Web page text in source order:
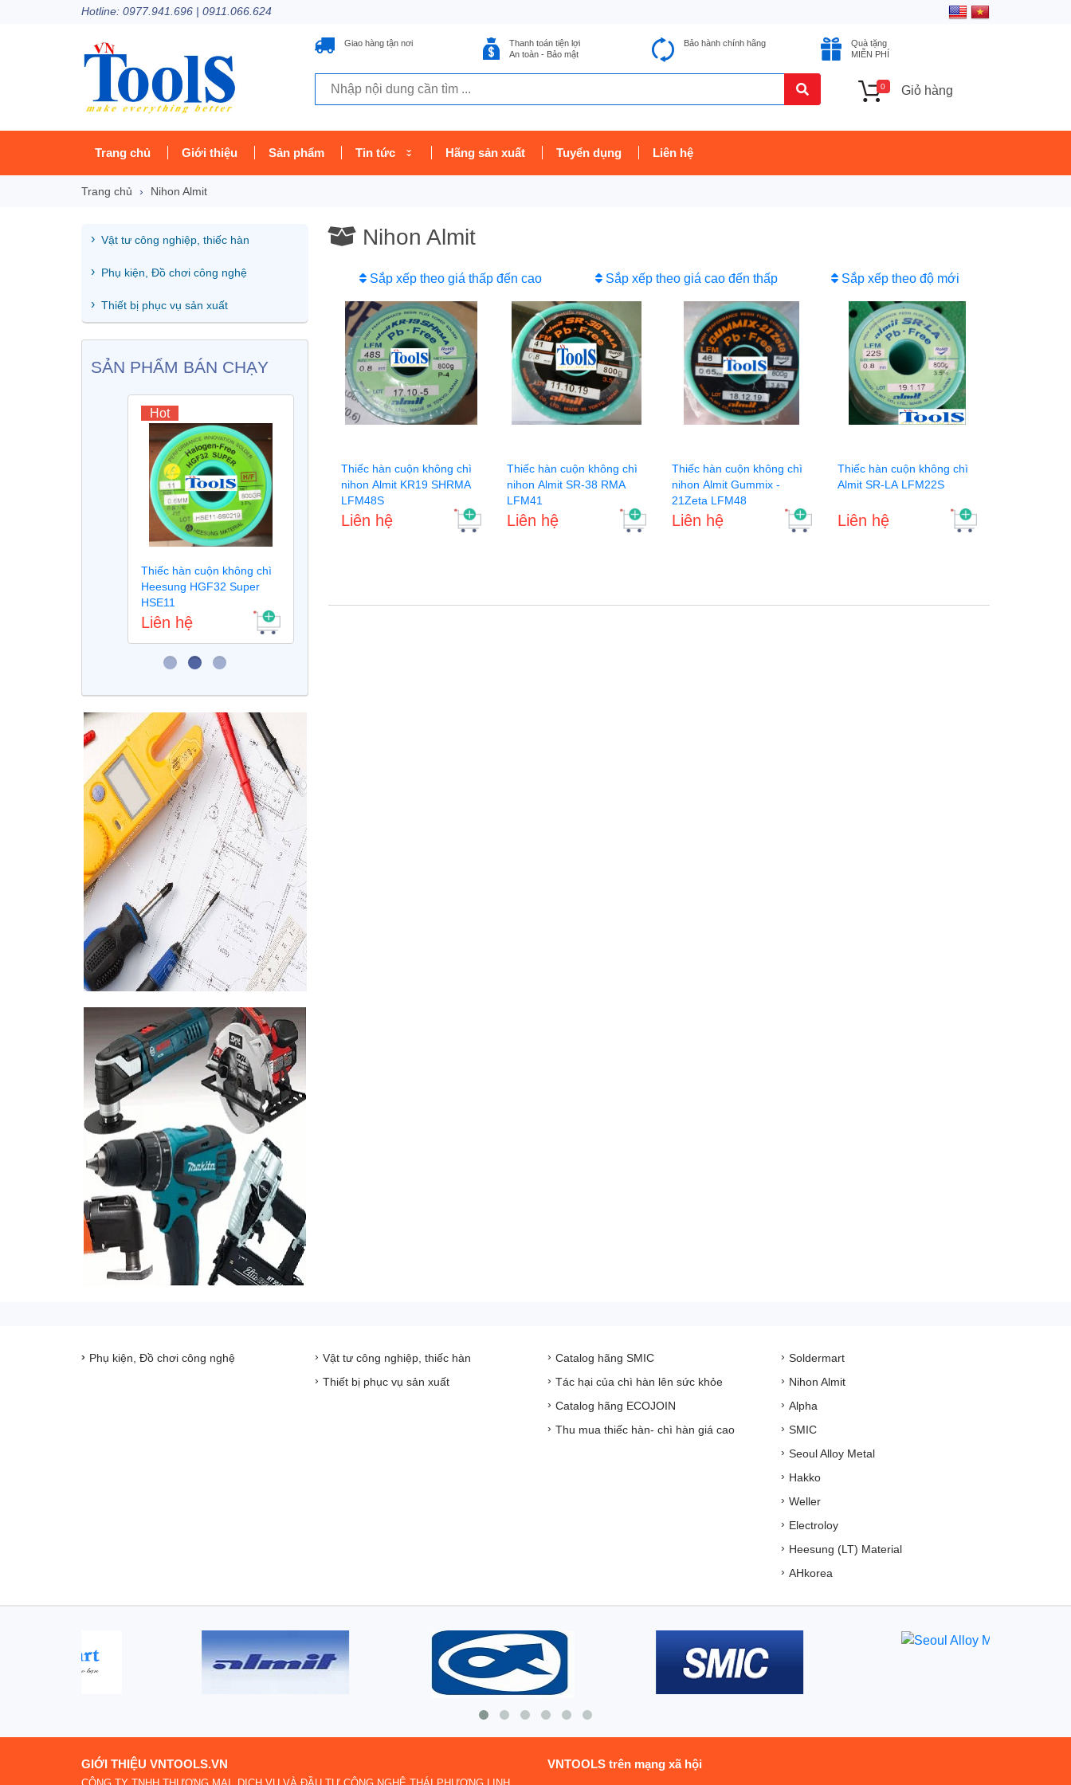
Hotline: 0977.941.696 | 0911.066.624
Giao hàng tận nơi
Thanh toán tiện lợi
An toàn - Bảo mật
Bảo hành chính hãng
Quà tặng
MIỄN PHÍ
0 Giỏ hàng
Trang chủ Giới thiệu Sản phẩm Tin tức Hãng sản xuất Tuyển dụng Liên hệ
Trang chủ Nihon Almit
Nihon Almit
Sắp xếp theo giá thấp đến cao Sắp xếp theo giá cao đến thấp Sắp xếp theo độ mới
Thiếc hàn cuộn không chì
nihon Almit KR19 SHRMA
LFM48S
Liên hệ
Thiếc hàn cuộn không chì
nihon Almit SR-38 RMA
LFM41
Liên hệ
Thiếc hàn cuộn không chì
nihon Almit Gummix -
21Zeta LFM48
Liên hệ
Thiếc hàn cuộn không chì
Almit SR-LA LFM22S
Liên hệ
Vật tư công nghiệp, thiếc hàn
Phụ kiện, Đồ chơi công nghệ
Thiết bị phục vụ sản xuất
SẢN PHẨM BÁN CHẠY
Hot
Thiếc hàn cuộn không chì
Heesung HGF32 Super
HSE11
Liên hệ
Hot
Phụ kiện, Đồ chơi công nghệ
Vật tư công nghiệp, thiếc hàn
Thiết bị phục vụ sản xuất
Catalog hãng SMIC
Tác hại của chì hàn lên sức khỏe
Catalog hãng ECOJOIN
Thu mua thiếc hàn- chì hàn giá cao
Soldermart
Nihon Almit
Alpha
SMIC
Seoul Alloy Metal
Hakko
Weller
Electroloy
Heesung (LT) Material
AHkorea
GIỚI THIỆU VNTOOLS.VN VNTOOLS trên mạng xã hội